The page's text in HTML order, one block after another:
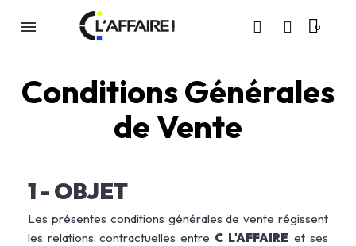
Conditions Générales
de Vente
1 - OBJET
Les présentes conditions générales de vente régissent
les relations contractuelles entre C L'AFFAIRE et ses